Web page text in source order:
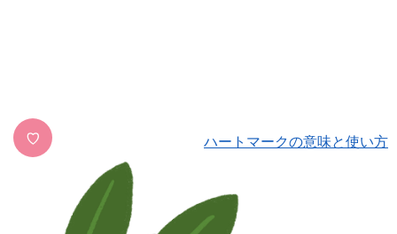
♡ ハートマークの意味と使い方